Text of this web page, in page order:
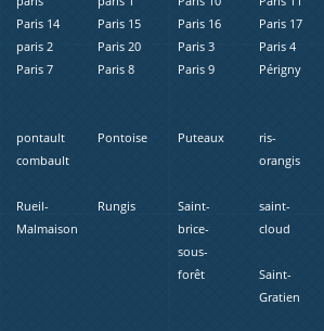
Paris 14
Paris 15 Paris 16 Paris 17
paris 2
Paris 20 Paris 3 Paris 4
Paris 7
Paris 8 Paris 9 Périgny
pontault
combault
Pontoise Puteaux
ris-
orangis
Rueil-
Malmaison
Rungis
Saint-
brice-
sous-
forêt
saint-
cloud
Saint-
Gratien